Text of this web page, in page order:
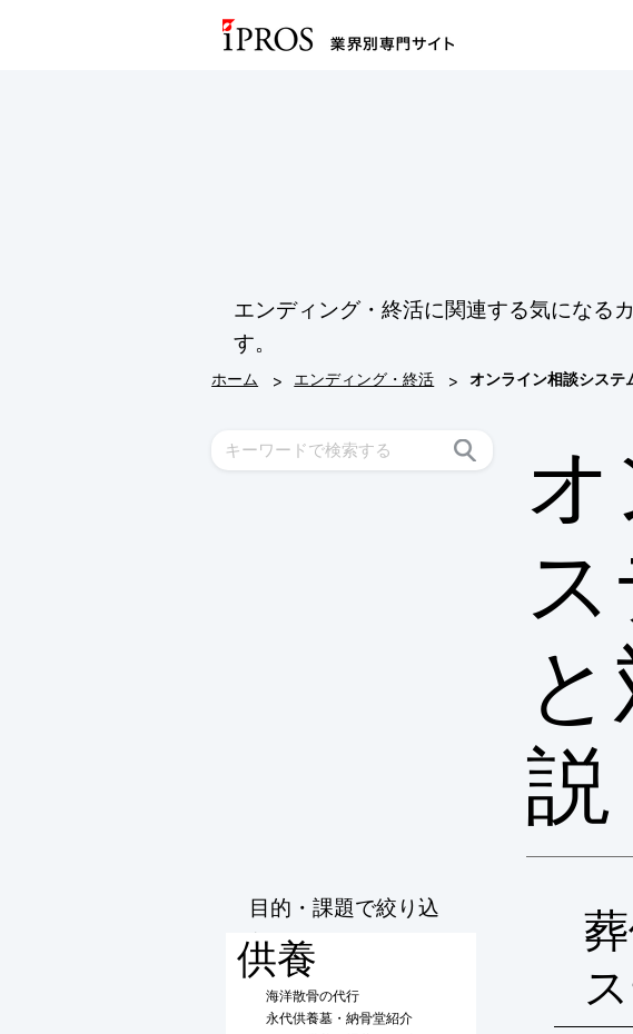
エンディング・終活に関連する気になる
す。
ホーム > エンディング・終活 > オンライン相談システ
説
目的・課題で絞り込
む
供養
海洋散骨の代行
永代供養墓・納骨堂紹介